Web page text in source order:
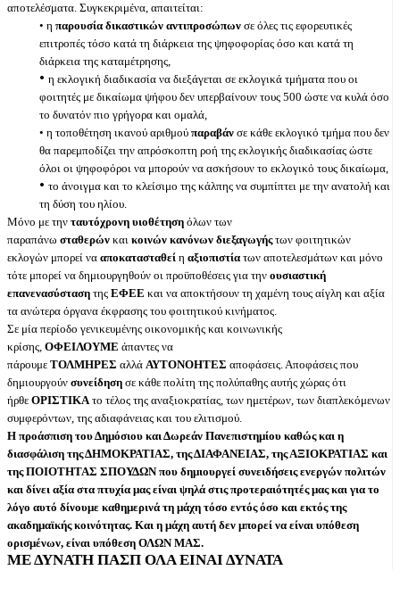
αποτελέσματα. Συγκεκριμένα, απαιτείται:
• η παρουσία δικαστικών αντιπροσώπων σε όλες τις εφορευτικές
επιτροπές τόσο κατά τη διάρκεια της ψηφοφορίας όσο και κατά τη
διάρκεια της καταμέτρησης,
• η εκλογική διαδικασία να διεξάγεται σε εκλογικά τμήματα που οι
φοιτητές με δικαίωμα ψήφου δεν υπερβαίνουν τους 500 ώστε να κυλά όσο
το δυνατόν πιο γρήγορα και ομαλά,
• η τοποθέτηση ικανού αριθμού παραβάν σε κάθε εκλογικό τμήμα που δεν
θα παρεμποδίζει την απρόσκοπτη ροή της εκλογικής διαδικασίας ώστε
όλοι οι ψηφοφόροι να μπορούν να ασκήσουν το εκλογικό τους δικαίωμα,
• το άνοιγμα και το κλείσιμο της κάλπης να συμπίπτει με την ανατολή και
τη δύση του ηλίου.
Μόνο με την ταυτόχρονη υιοθέτηση όλων των
παραπάνω σταθερών και κοινών κανόνων διεξαγωγήςτων φοιτητικών
εκλογών μπορεί να αποκατασταθεί η αξιοπιστία των αποτελεσμάτων και μόνο
τότε μπορεί να δημιουργηθούν οι προϋποθέσεις για την ουσιαστική
επανενασύσταση της ΕΦΕΕ και να αποκτήσουν τη χαμένη τους αίγλη και αξία
τα ανώτερα όργανα έκφρασης του φοιτητικού κινήματος.
Σε μία περίοδο γενικευμένης οικονομικής και κοινωνικής
κρίσης, ΟΦΕΙΛΟΥΜΕ άπαντες να
πάρουμε ΤΟΛΜΗΡΕΣ αλλά ΑΥΤΟΝΟΗΤΕΣ αποφάσεις. Αποφάσεις που
δημιουργούν συνείδηση σε κάθε πολίτη της πολύπαθης αυτής χώρας ότι
ήρθε ΟΡΙΣΤΙΚΑτο τέλος της αναξιοκρατίας, των ημετέρων, των διαπλεκόμενων
συμφερόντων, της αδιαφάνειας και του ελιτισμού.
Η προάσπιση του Δημόσιου και Δωρεάν Πανεπιστημίου καθώς και η
διασφάλιση της ΔΗΜΟΚΡΑΤΙΑΣ, της ΔΙΑΦΑΝΕΙΑΣ, της ΑΞΙΟΚΡΑΤΙΑΣ και
της ΠΟΙΟΤΗΤΑΣ ΣΠΟΥΔΩΝ που δημιουργεί συνειδήσεις ενεργών πολιτών
και δίνει αξία στα πτυχία μας είναι ψηλά στις προτεραιότητές μας και για το
λόγο αυτό δίνουμε καθημερινά τη μάχη τόσο εντός όσο και εκτός της
ακαδημαϊκής κοινότητας. Και η μάχη αυτή δεν μπορεί να είναι υπόθεση
ορισμένων, είναι υπόθεση ΟΛΩΝ ΜΑΣ.
ΜΕ ΔΥΝΑΤΗ ΠΑΣΠ ΟΛΑ ΕΙΝΑΙ ΔΥΝΑΤΑ